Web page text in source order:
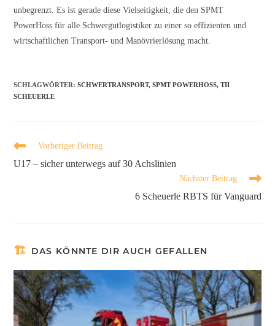
unbegrenzt. Es ist gerade diese Vielseitigkeit, die den SPMT
PowerHoss für alle Schwergutlogistiker zu einer so effizienten und
wirtschaftlichen Transport- und Manövrierlösung macht.
SCHLAGWÖRTER:SCHWERTRANSPORT, SPMT POWERHOSS, TII
SCHEUERLE
Vorheriger Beitrag
U17 – sicher unterwegs auf 30 Achslinien
Nächster Beitrag
6 Scheuerle RBTS für Vanguard
DAS KÖNNTE DIR AUCH GEFALLEN